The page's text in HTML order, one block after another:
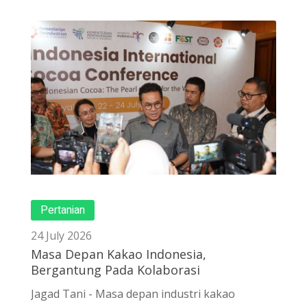
Pertanian
24 July 2026
Masa Depan Kakao Indonesia,
Bergantung Pada Kolaborasi
Jagad Tani - Masa depan industri kakao